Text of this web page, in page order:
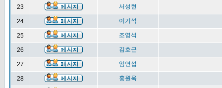
23 서성현
24 이기석
25 조영석
26 김호근
27 임연섭
28 홍원욱